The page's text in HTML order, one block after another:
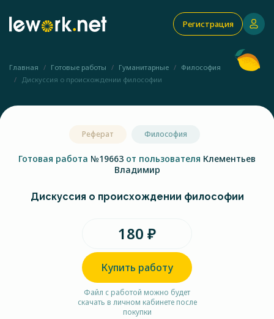
Регистрация
Главная Готовые работы Гуманитарные
Философия
Дискуссия о происхождении философии
Реферат Философия
Готовая работа №19663 от пользователя Клементьев
Владимир
Дискуссия о происхождении философии
180 ₽
Купить работу
Файл с работой можно будет
скачать в личном кабинете после
покупки